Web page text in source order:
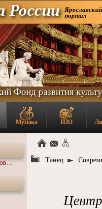
России Ярославский
портал
Фонд развития
Музыка ИЗО
Танец